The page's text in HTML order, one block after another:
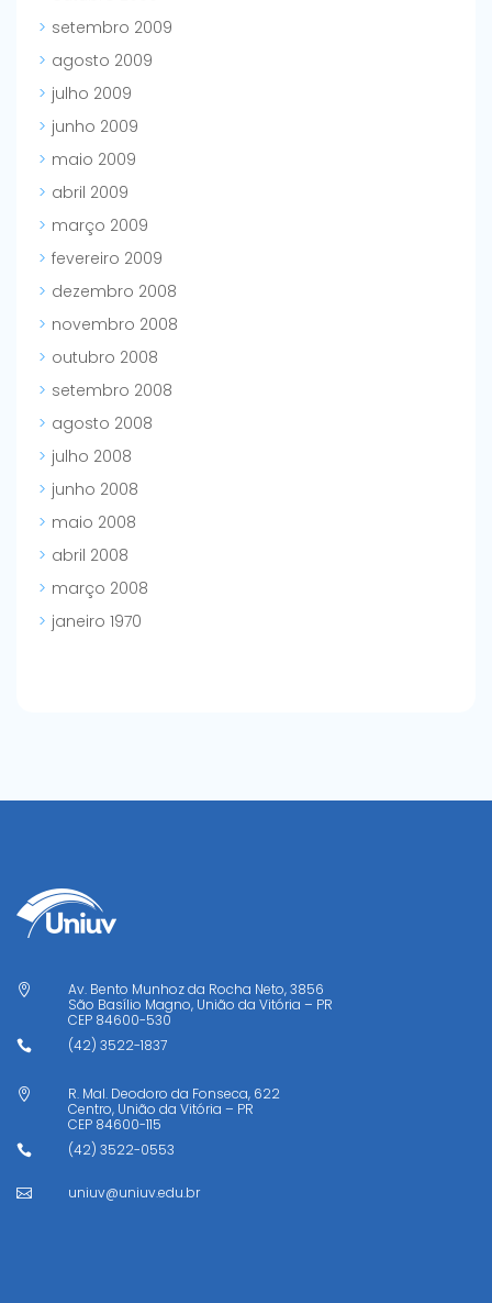
setembro 2009
agosto 2009
julho 2009
junho 2009
maio 2009
abril 2009
março 2009
fevereiro 2009
dezembro 2008
novembro 2008
outubro 2008
setembro 2008
agosto 2008
julho 2008
junho 2008
maio 2008
abril 2008
março 2008
janeiro 1970

Av. Bento Munhoz da Rocha Neto, 3856
São Basílio Magno, União da Vitória – PR
CEP 84600-530
 (42) 3522-1837

R. Mal. Deodoro da Fonseca, 622
Centro, União da Vitória – PR
CEP 84600-115
 (42) 3522-0553
 uniuv@uniuv.edu.br